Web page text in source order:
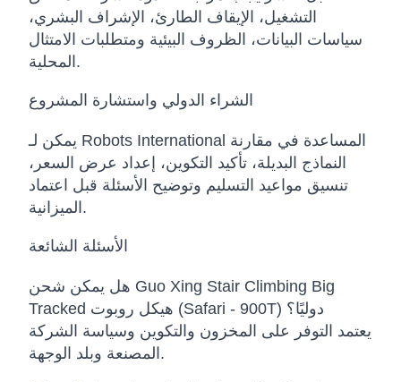
التشغيل، الإيقاف الطارئ، الإشراف البشري،
سياسات البيانات، الظروف البيئية ومتطلبات الامتثال
المحلية.
الشراء الدولي واستشارة المشروع
يمكن لـ Robots International المساعدة في مقارنة
النماذج البديلة، تأكيد التكوين، إعداد عرض السعر،
تنسيق مواعيد التسليم وتوضيح الأسئلة قبل اعتماد
الميزانية.
الأسئلة الشائعة
هل يمكن شحن Guo Xing Stair Climbing Big
Tracked هيكل روبوت (Safari - 900T) دوليًا؟
يعتمد التوفر على المخزون والتكوين وسياسة الشركة
المصنعة وبلد الوجهة.